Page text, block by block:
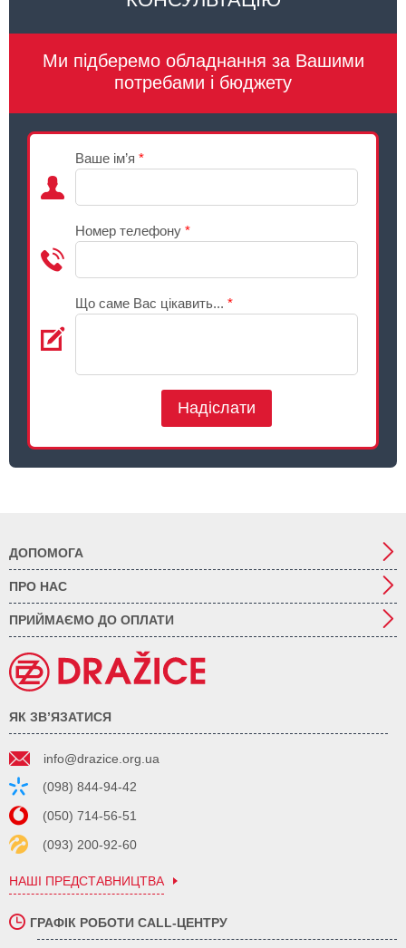
Ми підберемо обладнання за Вашими
потребами і бюджету
Ваше ім’я *
Номер телефону *
Що саме Вас цікавить... *
Надіслати
ДОПОМОГА
ПРО НАС
ПРИЙМАЄМО ДО ОПЛАТИ
ЯК ЗВ’ЯЗАТИСЯ
info@drazice.org.ua
(098) 844-94-42
(050) 714-56-51
(093) 200-92-60
НАШІ ПРЕДСТАВНИЦТВА
ГРАФІК РОБОТИ CALL-ЦЕНТРУ